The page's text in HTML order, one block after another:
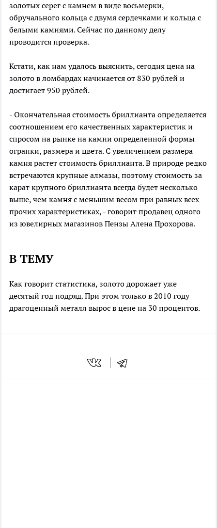
золотых серег с камнем в виде восьмерки,
обручального кольца с двумя сердечками и кольца с
белыми камнями. Сейчас по данному делу
проводится проверка.
Кстати, как нам удалось выяснить, сегодня цена на
золото в ломбардах начинается от 830 рублей и
достигает 950 рублей.
- Окончательная стоимость бриллианта определяется
соотношением его качественных характеристик и
спросом на рынке на камни определенной формы
огранки, размера и цвета. С увеличением размера
камня растет стоимость бриллианта. В природе редко
встречаются крупные алмазы, поэтому стоимость за
карат крупного бриллианта всегда будет несколько
выше, чем камня с меньшим весом при равных всех
прочих характеристиках, - говорит продавец одного
из ювелирных магазинов Пензы Алена Прохорова.
В ТЕМУ
Как говорит статистика, золото дорожает уже
десятый год подряд. При этом только в 2010 году
драгоценный металл вырос в цене на 30 процентов.